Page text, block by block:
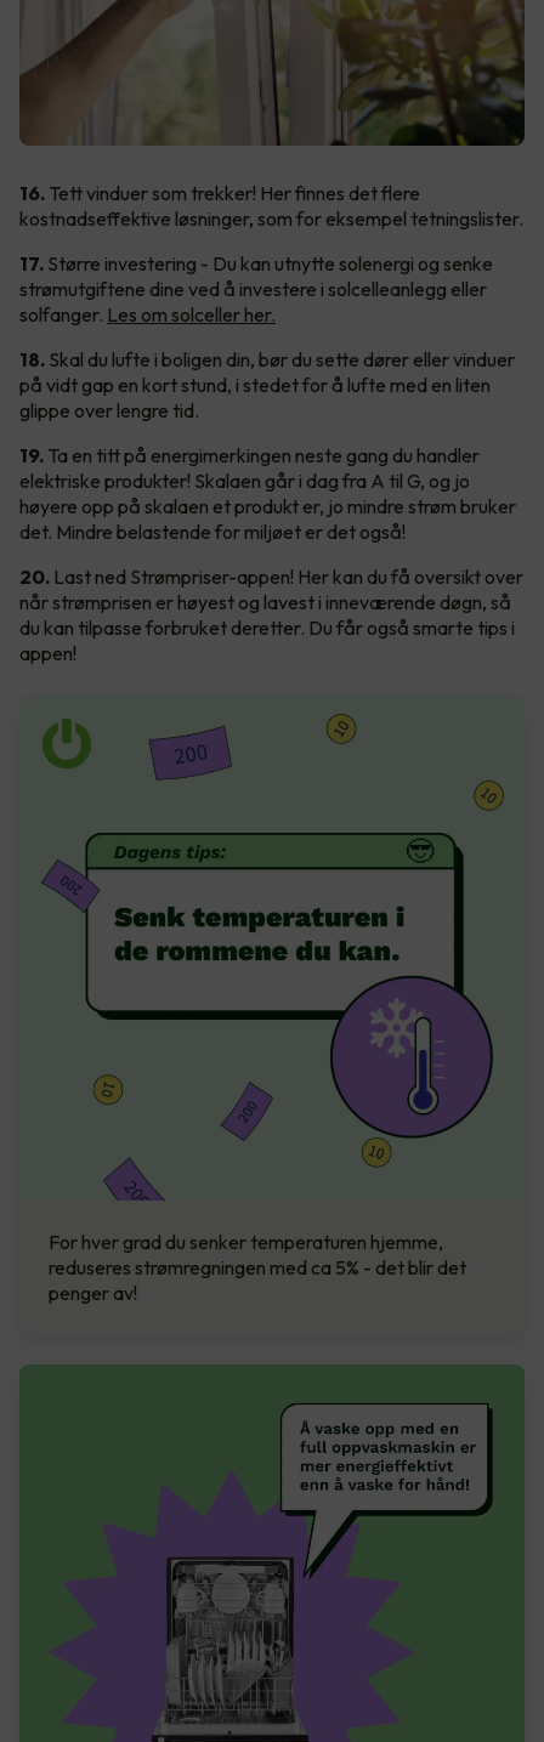
16. Tett vinduer som trekker! Her finnes det flere
kostnadseffektive løsninger, som for eksempel tetningslister.
17. Større investering - Du kan utnytte solenergi og senke
strømutgiftene dine ved å investere i solcelleanlegg eller
solfanger. Les om solceller her.
18. Skal du lufte i boligen din, bør du sette dører eller vinduer
på vidt gap en kort stund, i stedet for å lufte med en liten
glippe over lengre tid.
19. Ta en titt på energimerkingen neste gang du handler
elektriske produkter! Skalaen går i dag fra A til G, og jo
høyere opp på skalaen et produkt er, jo mindre strøm bruker
det. Mindre belastende for miljøet er det også!
20. Last ned Strømpriser-appen! Her kan du få oversikt over
når strømprisen er høyest og lavest i inneværende døgn, så
du kan tilpasse forbruket deretter. Du får også smarte tips i
appen!
For hver grad du senker temperaturen hjemme,
reduseres strømregningen med ca 5% - det blir det
penger av!